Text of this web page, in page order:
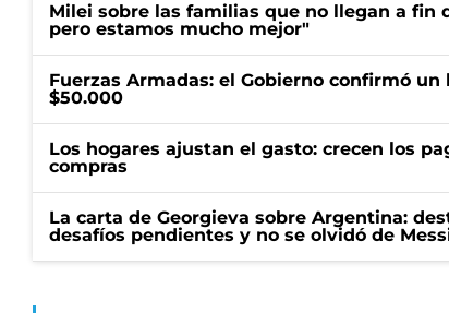
Milei sobre las familias que no llegan a fin
pero estamos mucho mejor"
Fuerzas Armadas: el Gobierno confirmó
$50.000
Los hogares ajustan el gasto: crecen los
compras
La carta de Georgieva sobre Argentina:
desafíos pendientes y no se olvidó de